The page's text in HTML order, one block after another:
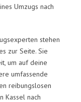
Umzugs nach
stehen
zur Seite. Sie
um auf deine
umfassende
reibungslosen
Kassel nach